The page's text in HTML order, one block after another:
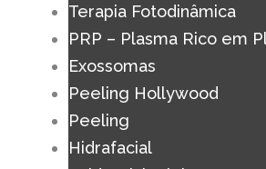
Terapia Fotodinâmica
PRP – Plasma Rico em
Exossomas
Peeling Hollywood
Peeling
Hidrafacial